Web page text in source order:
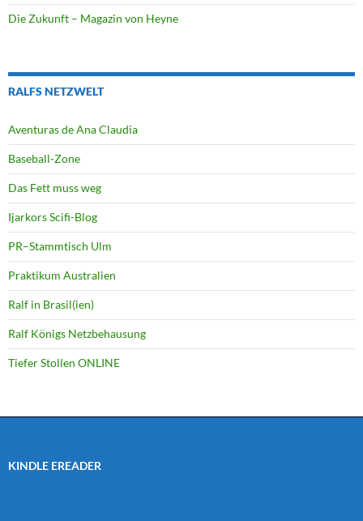
Die Zukunft – Magazin von Heyne
RALFS NETZWELT
Aventuras de Ana Claudia
Baseball-Zone
Das Fett muss weg
Ijarkors Scifi-Blog
PR–Stammtisch Ulm
Praktikum Australien
Ralf in Brasil(ien)
Ralf Königs Netzbehausung
Tiefer Stollen ONLINE
KINDLE EREADER